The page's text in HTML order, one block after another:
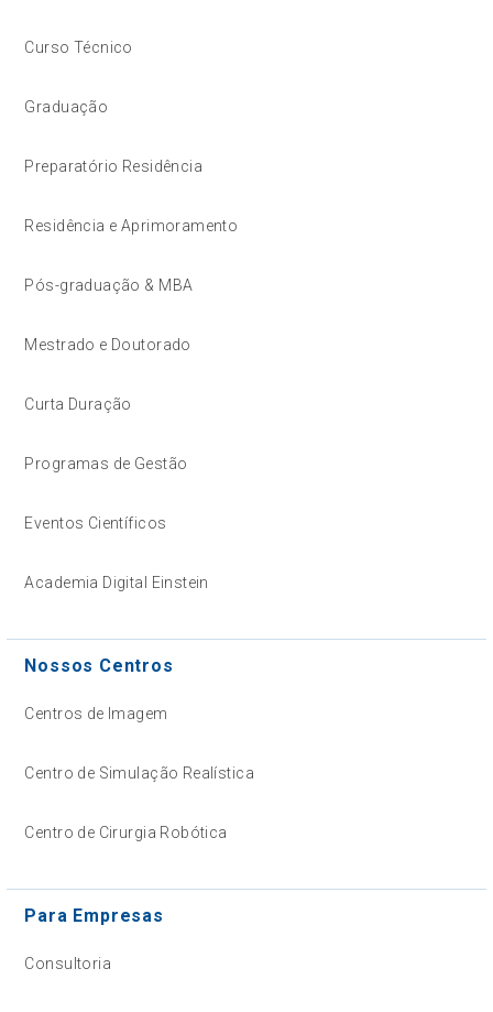
Curso Técnico
Graduação
Preparatório Residência
Residência e Aprimoramento
Pós-graduação & MBA
Mestrado e Doutorado
Curta Duração
Programas de Gestão
Eventos Científicos
Academia Digital Einstein
Nossos Centros
Centros de Imagem
Centro de Simulação Realística
Centro de Cirurgia Robótica
Para Empresas
Consultoria